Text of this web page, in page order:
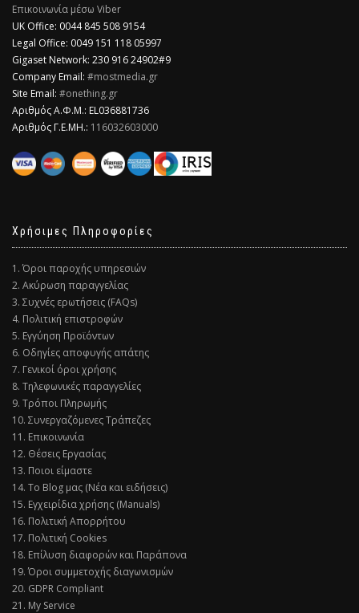
Επικοινωνία μέσω Viber
​UK Office: 0044 845 508 9154
Legal Office: 0049 151 118 05997
Gigaset Network: 230 916 24902#9
Company Email: #mostmedia.gr
Site Email: #onething.gr
Αριθμός Α.Φ.Μ.: EL036881736
Αριθμός Γ.Ε.ΜΗ.: 116032603000
Χρήσιμες Πληροφορίες
1. Όροι παροχής υπηρεσιών
2. Ακύρωση παραγγελίας
3. Συχνές ερωτήσεις (FAQs)
4. Πολιτική επιστροφών
5. Εγγύηση Προϊόντων
6. Οδηγίες αποφυγής απάτης
7. Γενικοί όροι χρήσης
8. Τηλεφωνικές παραγγελίες
9. Τρόποι Πληρωμής
10. Συνεργαζόμενες Τράπεζες
11. Επικοινωνία
12. Θέσεις Εργασίας
13. Ποιοι είμαστε
14. Το Blog μας (Νέα και ειδήσεις)
15. Εγχειρίδια χρήσης (Manuals)
16. Πολιτική Απορρήτου
17. Πολιτική Cookies
18. Επίλυση διαφορών και Παράπονα
19. Όροι συμμετοχής διαγωνισμών
20. GDPR Compliant
21. My Service